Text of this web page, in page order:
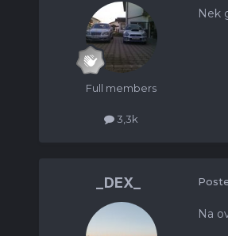
Full members
3,3k
Nek
_DEX_
Na